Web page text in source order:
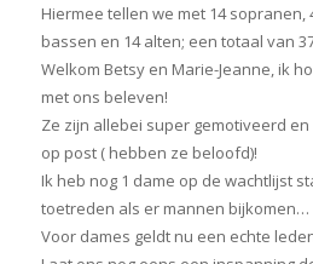
Hiermee tellen we met 14 sopranen,
bassen en 14 alten; een totaal van
Welkom Betsy en Marie-Jeanne, ik
met ons beleven!
Ze zijn allebei super gemotiveerd
op post ( hebben ze beloofd)!
Ik heb nog 1 dame op de wachtlijst
toetreden als er mannen bijkomen…
Voor dames geldt nu een echte